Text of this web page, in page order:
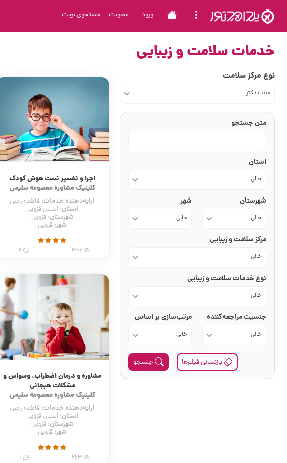
ورود عضویت جستجوی نوبت
خدمات سلامت و زیبایی
نوع مرکز سلامت
مطب دکتر
متن جستجو
استان
خالی
شهرستان
خالی
شهر
خالی
مرکز سلامت و زیبایی
خالی
نوع خدمات سلامت و زیبایی
خالی
جنسیت مراجعه‌کننده
خالی
مرتب‌سازی بر اساس
خالی
جستجو بازنشانی فیلترها
اجرا و تفسیر تست هوش کودک
کلینیک مشاوره معصومه سلیمی
ارایه‌دهنده خدمات: فاطمه رجبی
استان: استان قزوین
شهرستان:قزوین
شهر: قزوین
302
2
مشاوره و درمان اضطراب، وسواس و
مشکلات هیجانی
کلینیک مشاوره معصومه سلیمی
ارایه‌دهنده خدمات: فاطمه رجبی
استان: استان قزوین
شهرستان:قزوین
شهر: قزوین
263